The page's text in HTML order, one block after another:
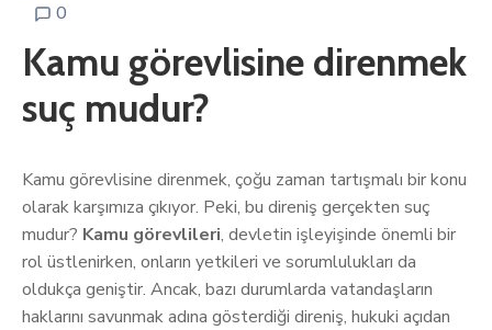
0
Kamu görevlisine direnmek
suç mudur?
Kamu görevlisine direnmek, çoğu zaman tartışmalı bir konu
olarak karşımıza çıkıyor. Peki, bu direniş gerçekten suç
mudur? Kamu görevlileri, devletin işleyişinde önemli bir
rol üstlenirken, onların yetkileri ve sorumlulukları da
oldukça geniştir. Ancak, bazı durumlarda vatandaşların
haklarını savunmak adına gösterdiği direniş, hukuki açıdan